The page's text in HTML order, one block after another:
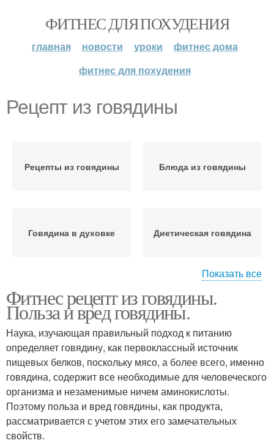
ФИТНЕС ДЛЯ ПОХУДЕНИЯ
главная новости уроки
фитнес дома
фитнес для похудения
Рецепт из говядины
Рецепты из говядины Блюда из говядины
Говядина в духовке Диетическая говядина
Классический рецепт Говядины в духовке
Рецепт из куриной
грудки
Рецепт из свинины
Диетические рецепты
Показать все
Фитнес рецепт из говядины.
Польза и вред говядины.
Наука, изучающая правильный подход к питанию
определяет говядину, как первоклассный источник
пищевых белков, поскольку мясо, а более всего, именно
говядина, содержит все необходимые для человеческого
организма и незаменимые ничем аминокислоты.
Поэтому польза и вред говядины, как продукта,
рассматривается с учетом этих его замечательных
свойств.